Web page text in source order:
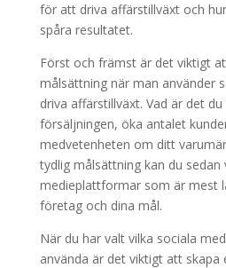
för att driva affärstillväxt och
spåra resultatet.
Först och främst är det viktigt
målsättning när man använder
driva affärstillväxt. Vad är det du
försäljningen, öka antalet
medvetenheten om ditt
tydlig målsättning kan du sedan
medieplattformar som är mest
företag och dina mål.
När du har valt vilka sociala
använda är det viktigt att